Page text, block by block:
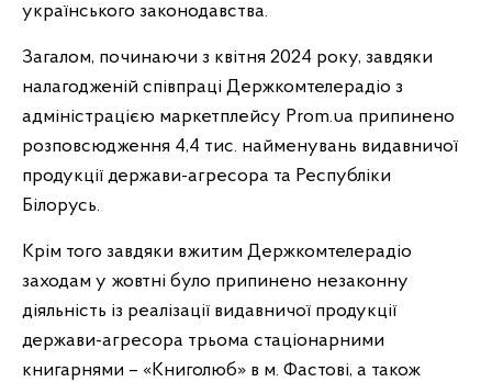
українського законодавства.
Загалом, починаючи з квітня 2024 року, завдяки
налагодженій співпраці Держкомтелерадіо з
адміністрацією маркетплейсу Prom.ua припинено
розповсюдження 4,4 тис. найменувань видавничої
продукції держави-агресора та Республіки
Білорусь.
Крім того завдяки вжитим Держкомтелерадіо
заходам у жовтні було припинено незаконну
діяльність із реалізації видавничої продукції
держави-агресора трьома стаціонарними
книгарнями – «Книголюб» в м. Фастові, а також